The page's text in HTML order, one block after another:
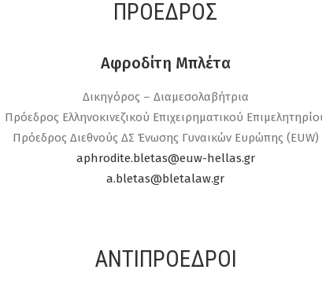
ΠΡΌΕΔΡΟΣ
Αφροδίτη Μπλέτα
Δικηγόρος – Διαμεσολαβήτρια
Πρόεδρος Ελληνοκινεζικού Επιχειρηματικού
Πρόεδρος Διεθνούς ΔΣ Ένωσης Γυναικών Ευρώπης (EUW)
aphrodite.bletas@euw-hellas.gr
a.bletas@bletalaw.gr
ΑΝΤΙΠΡΌΕΔΡΟΙ